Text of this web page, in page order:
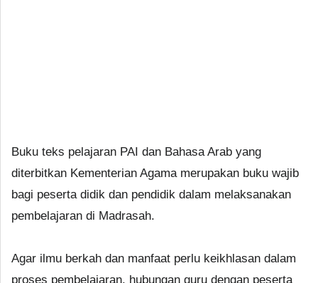
Buku teks pelajaran PAI dan Bahasa Arab yang
diterbitkan Kementerian Agama merupakan buku wajib
bagi peserta didik dan pendidik dalam melaksanakan
pembelajaran di Madrasah.
Agar ilmu berkah dan manfaat perlu keikhlasan dalam
proses pembelajaran, hubungan guru dengan peserta